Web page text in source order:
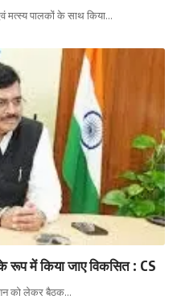
मत्स्य पालकों के साथ किया…
रूप में किया जाए विकसित : CS
को लेकर बैठक…